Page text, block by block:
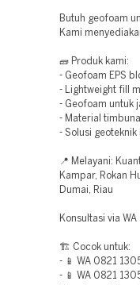
Butuh geofoam
Kami
🧱 Produk kami:
- Geofoam EPS
- Lightweight fill
- Geofoam untuk
- Material
- Solusi geoteknik
📍 Melayani:
Kampar, Rokan
Dumai, Riau
Konsultasi via
🏗️ Cocok untuk:
- 📱 WA 0821
- 📱 WA 0821